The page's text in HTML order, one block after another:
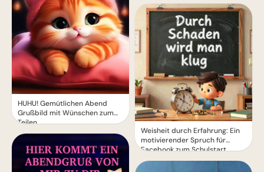
HUHU! Gemütlichen Abend
Grußbild mit Wünschen zum
Teilen
Weisheit durch Erfahrung: Ein
motivierender Spruch für
Facebook zum Schulstart.